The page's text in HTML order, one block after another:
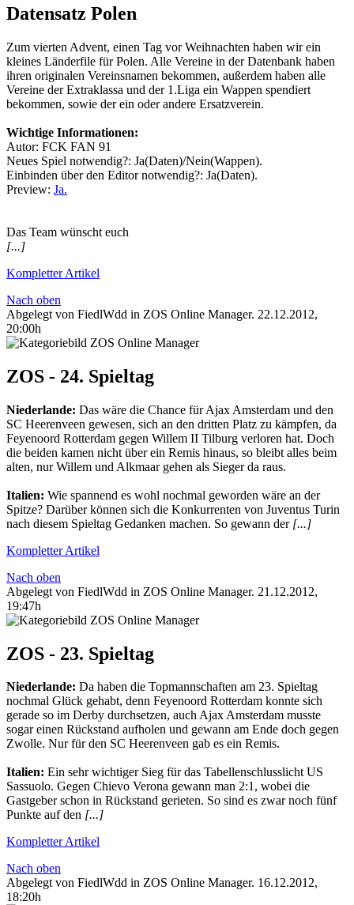
Datensatz Polen
Zum vierten Advent, einen Tag vor Weihnachten haben wir ein
kleines Länderfile für Polen. Alle Vereine in der Datenbank haben
ihren originalen Vereinsnamen bekommen, außerdem haben alle
Vereine der Extraklassa und der 1.Liga ein Wappen spendiert
bekommen, sowie der ein oder andere Ersatzverein.
Wichtige Informationen:
Autor: FCK FAN 91
Neues Spiel notwendig?: Ja(Daten)/Nein(Wappen).
Einbinden über den Editor notwendig?: Ja(Daten).
Preview: Ja.
Das Team wünscht euch
[...]
Kompletter Artikel
Nach oben
Abgelegt von FiedlWdd in ZOS Online Manager. 22.12.2012,
20:00h
ZOS - 24. Spieltag
Niederlande: Das wäre die Chance für Ajax Amsterdam und den
SC Heerenveen gewesen, sich an den dritten Platz zu kämpfen, da
Feyenoord Rotterdam gegen Willem II Tilburg verloren hat. Doch
die beiden kamen nicht über ein Remis hinaus, so bleibt alles beim
alten, nur Willem und Alkmaar gehen als Sieger da raus.
Italien: Wie spannend es wohl nochmal geworden wäre an der
Spitze? Darüber können sich die Konkurrenten von Juventus Turin
nach diesem Spieltag Gedanken machen. So gewann der [...]
Kompletter Artikel
Nach oben
Abgelegt von FiedlWdd in ZOS Online Manager. 21.12.2012,
19:47h
ZOS - 23. Spieltag
Niederlande: Da haben die Topmannschaften am 23. Spieltag
nochmal Glück gehabt, denn Feyenoord Rotterdam konnte sich
gerade so im Derby durchsetzen, auch Ajax Amsterdam musste
sogar einen Rückstand aufholen und gewann am Ende doch gegen
Zwolle. Nur für den SC Heerenveen gab es ein Remis.
Italien: Ein sehr wichtiger Sieg für das Tabellenschlusslicht US
Sassuolo. Gegen Chievo Verona gewann man 2:1, wobei die
Gastgeber schon in Rückstand gerieten. So sind es zwar noch fünf
Punkte auf den [...]
Kompletter Artikel
Nach oben
Abgelegt von FiedlWdd in ZOS Online Manager. 16.12.2012,
18:20h